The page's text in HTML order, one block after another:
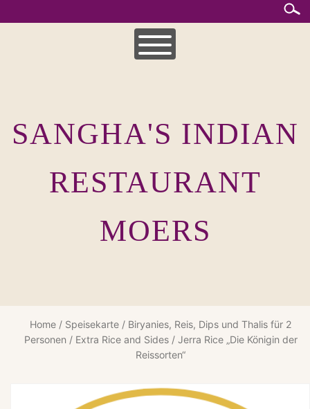
to
UNSERE SPEISEKARTEN
INDISCHE KÜCHE
SANGHA'S INDIAN
RESTAURANT
MOERS
Home/ Speisekarte/ Biryanies, Reis, Dips und Thalis für 2
Personen/ Extra Rice and Sides/ Jerra Rice „Die Königin der
Reissorten“